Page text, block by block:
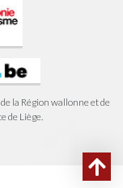
la Région wallonne et de
de Liège.